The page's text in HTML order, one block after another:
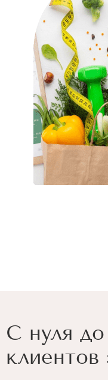
С нуля
клиентов